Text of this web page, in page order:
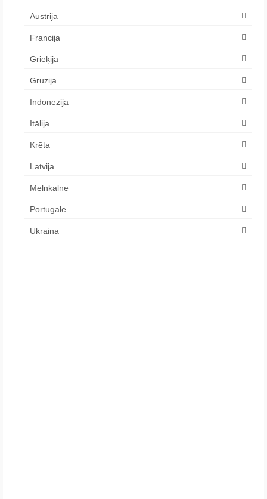
Austrija
Francija
Grieķija
Gruzija
Indonēzija
Itālija
Krēta
Latvija
Melnkalne
Portugāle
Ukraina